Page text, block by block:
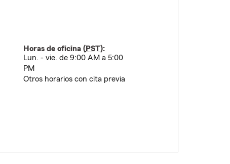
Horas de oficina (PST):
Lun. - vie. de 9:00 AM a 5:00
PM
Otros horarios con cita previa